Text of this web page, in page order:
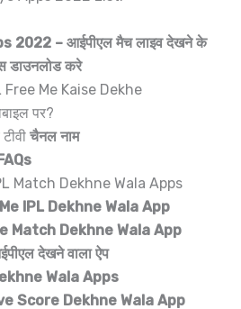
2022 – आईपीएल मैच लाइव देखने के
डाउनलोड करे
Me Kaise Dekhe
पर?
चैनल नाम
Match Dekhne Wala Apps
IPL Dekhne Wala App
Match Dekhne Wala App
देखने वाला ऐप
Wala Apps
Score Dekhne Wala App